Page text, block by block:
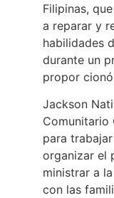
Filipinas,
a reparar y
habilidades
durante un
propor
Jackson
para
organizar el
ministrar a
con las